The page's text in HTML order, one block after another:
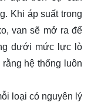
Khi áp suất trong
van sẽ mở ra để
dưới mức lực lò
hệ thống luôn
loại có nguyên lý